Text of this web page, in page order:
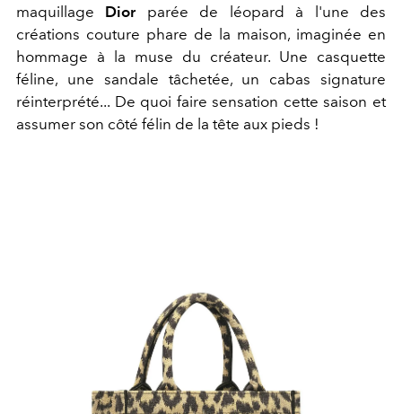
maquillage Diorparée de léopard à l'une des
créations couture phare de la maison, imaginée en
hommage à la muse du créateur. Une casquette
féline, une sandale tâchetée, un cabas signature
réinterprété... De quoi faire sensation cette saison et
assumer son côté félin de la tête aux pieds !